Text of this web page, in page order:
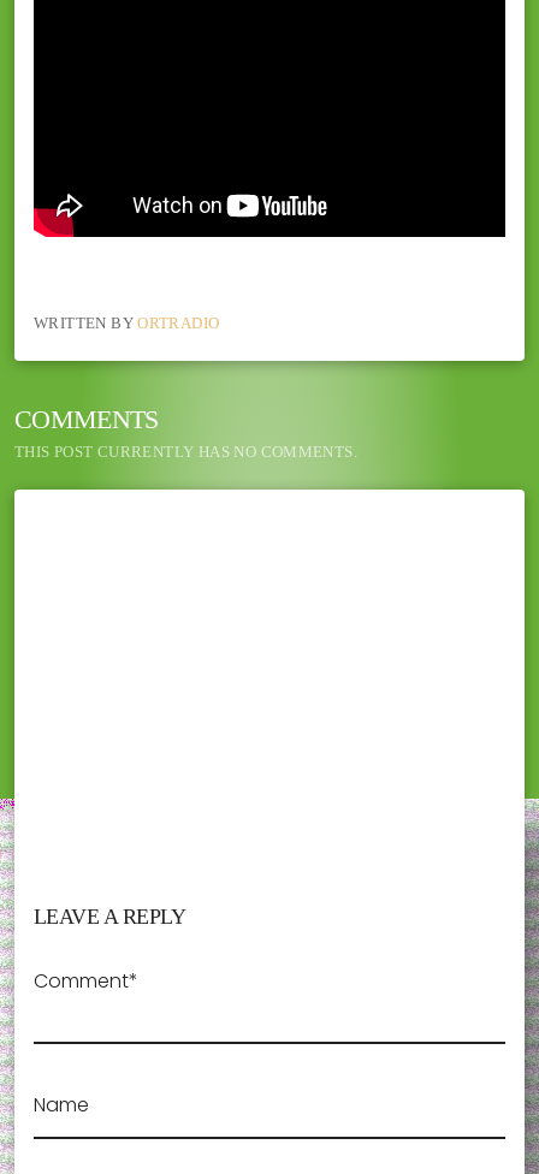
WRITTEN BYORTRADIO
COMMENTS
THIS POST CURRENTLY HAS NO COMMENTS.
LEAVE A REPLY
Comment*
Name